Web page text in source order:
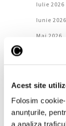
Acest site
Folosim
anunțurile,
a analiza
Iulie 2026
Iunie 2026
Mai 2026
Februarie
Ianuarie